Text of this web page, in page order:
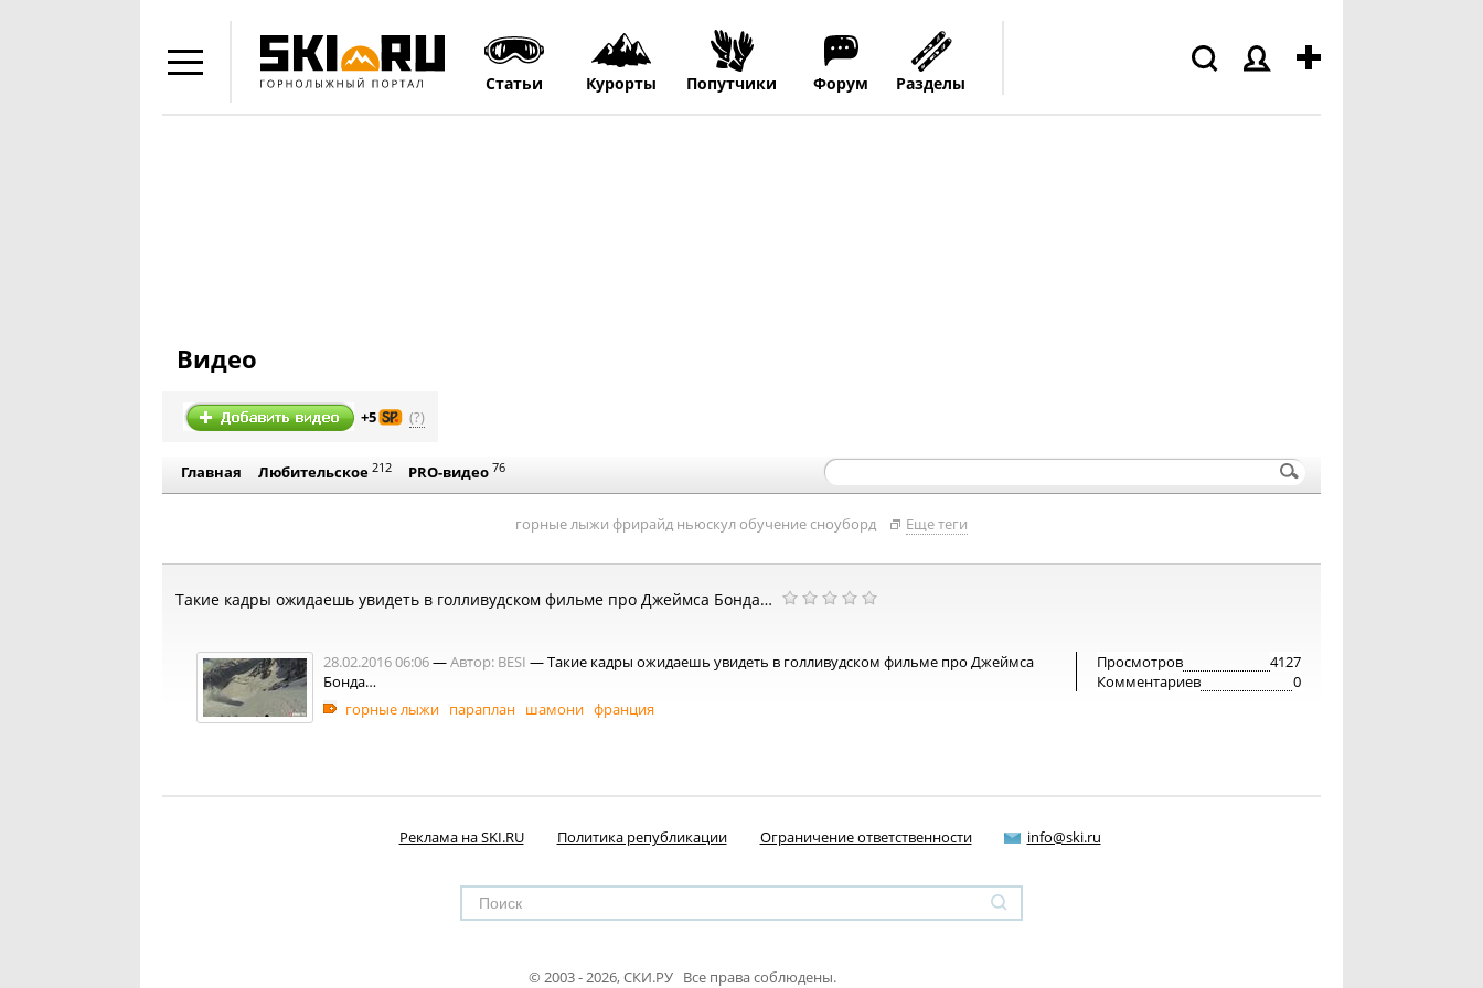
Статьи Курорты Попутчики Форум Разделы
Видео
+5 (?)
Главная Любительское 212 PRO-видео 76
горные лыжи фрирайд ньюскулобучениесноуборд Еще теги
Такие кадры ожидаешь увидеть в голливудском фильме про Джеймса Бонда…
Просмотров
4127
Комментариев
0
28.02.2016 06:06—Автор: BESI — Такие кадры ожидаешь увидеть в голливудском фильме про Джеймса
Бонда…
горные лыжи параплан шамони франция
Реклама на SKI.RU Политика републикации Ограничение ответственности info@ski.ru
© 2003 - 2026, СКИ.РУ Все права соблюдены.